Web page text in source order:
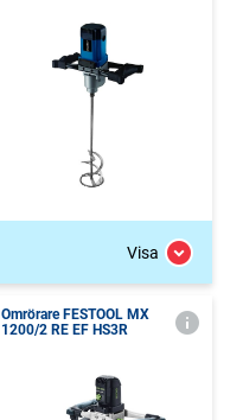
Visa
Omrörare FESTOOL MX
1200/2 RE EF HS3R